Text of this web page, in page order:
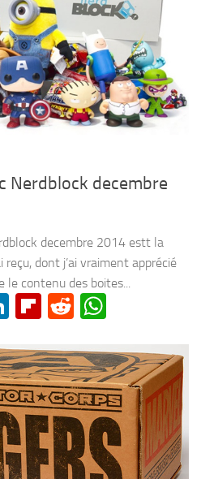
Nerdblock decembre
decembre 2014 estt la
reçu, dont j’ai vraiment apprécié
le contenu des boites...
LinkedIn
Flipboard
Reddit